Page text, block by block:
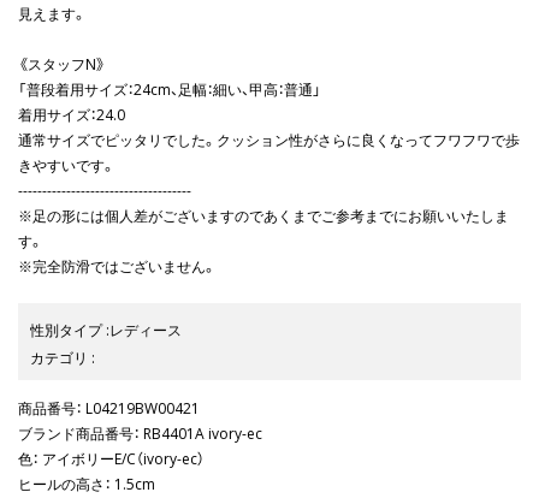
見えます。
《スタッフN》
「普段着用サイズ：24cm、足幅：細い、甲高：普通」
着用サイズ：24.0
通常サイズでピッタリでした。クッション性がさらに良くなってフワフワで歩
きやすいです。
------------------------------------
※足の形には個人差がございますのであくまでご参考までにお願いいたしま
す。
※完全防滑ではございません。
性別タイプ:レディース
カテゴリ :
商品番号： L04219BW00421
ブランド商品番号： RB4401A ivory-ec
色： アイボリーE/C（ivory-ec）
ヒールの高さ ： 1.5cm